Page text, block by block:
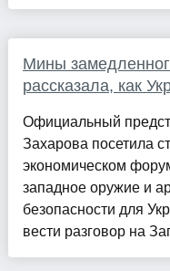
Мины
рассказала, как
Официальный
Захарова посетила
экономическом
западное оружие и
безопасности для
вести разговор на